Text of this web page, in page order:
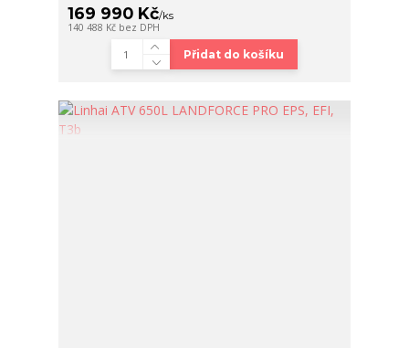
169 990 Kč/ks
140 488 Kč bez DPH
Přidat do košíku